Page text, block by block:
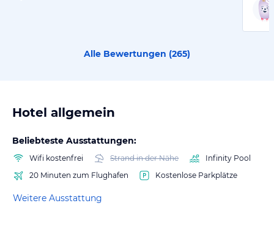
Alle Bewertungen (265)
Hotel allgemein
Beliebteste Ausstattungen:
Wifi kostenfrei Strand in der Nähe
Infinity Pool
20 Minuten zum Flughafen
Kostenlose Parkplätze
Weitere Ausstattung